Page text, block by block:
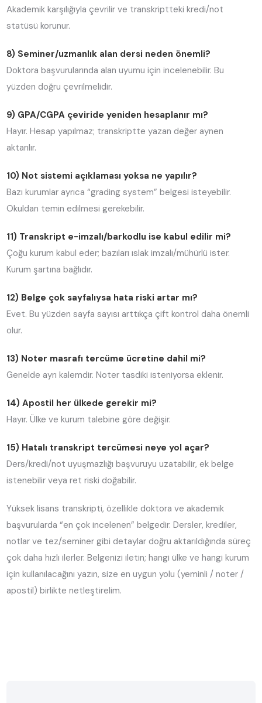
Akademik karşılığıyla çevrilir ve transkriptteki kredi/not
statüsü korunur.
8) Seminer/uzmanlık alan dersi neden önemli?
Doktora başvurularında alan uyumu için incelenebilir. Bu
yüzden doğru çevrilmelidir.
9) GPA/CGPA çeviride yeniden hesaplanır mı?
Hayır. Hesap yapılmaz; transkriptte yazan değer aynen
aktarılır.
10) Not sistemi açıklaması yoksa ne yapılır?
Bazı kurumlar ayrıca “grading system” belgesi isteyebilir.
Okuldan temin edilmesi gerekebilir.
11) Transkript e-imzalı/barkodlu ise kabul edilir mi?
Çoğu kurum kabul eder; bazıları ıslak imzalı/mühürlü ister.
Kurum şartına bağlıdır.
12) Belge çok sayfalıysa hata riski artar mı?
Evet. Bu yüzden sayfa sayısı arttıkça çift kontrol daha önemli
olur.
13) Noter masrafı tercüme ücretine dahil mi?
Genelde ayrı kalemdir. Noter tasdiki isteniyorsa eklenir.
14) Apostil her ülkede gerekir mi?
Hayır. Ülke ve kurum talebine göre değişir.
15) Hatalı transkript tercümesi neye yol açar?
Ders/kredi/not uyuşmazlığı başvuruyu uzatabilir, ek belge
istenebilir veya ret riski doğabilir.
Yüksek lisans transkripti, özellikle doktora ve akademik
başvurularda “en çok incelenen” belgedir. Dersler, krediler,
notlar ve tez/seminer gibi detaylar doğru aktarıldığında süreç
çok daha hızlı ilerler. Belgenizi iletin; hangi ülke ve hangi kurum
için kullanılacağını yazın, size en uygun yolu (yeminli / noter /
apostil) birlikte netleştirelim.